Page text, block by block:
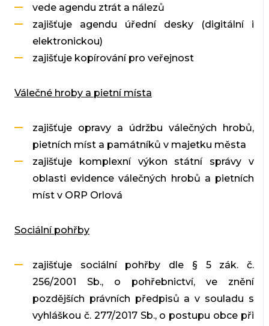
vede agendu ztrát a nálezů
zajišťuje agendu úřední desky (digitální i
elektronickou)
zajišťuje kopírování pro veřejnost
Válečné hroby a pietní místa
zajišťuje opravy a údržbu válečných hrobů,
pietních míst a památníků v majetku města
zajišťuje komplexní výkon státní správy v
oblasti evidence válečných hrobů a pietních
míst v ORP Orlová
Sociální pohřby
zajišťuje sociální pohřby dle § 5 zák. č.
256/2001 Sb., o pohřebnictví, ve znění
pozdějších právních předpisů a v souladu s
vyhláškou č. 277/2017 Sb., o postupu obce při